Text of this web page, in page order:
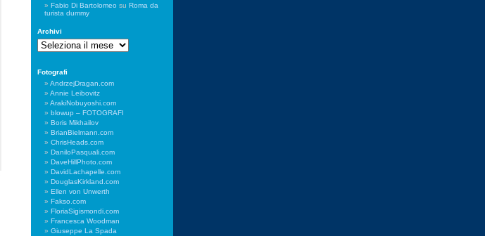
Fabio Di Bartolomeo su Roma da
turista dummy
Archivi
Archivi
Fotografi
AndrzejDragan.com
Annie Leibovitz
ArakiNobuyoshi.com
blowup – FOTOGRAFI
Boris Mikhailov
BrianBielmann.com
ChrisHeads.com
DaniloPasquali.com
DaveHillPhoto.com
DavidLachapelle.com
DouglasKirkland.com
Ellen von Unwerth
Fakso.com
FloriaSigismondi.com
Francesca Woodman
Giuseppe La Spada